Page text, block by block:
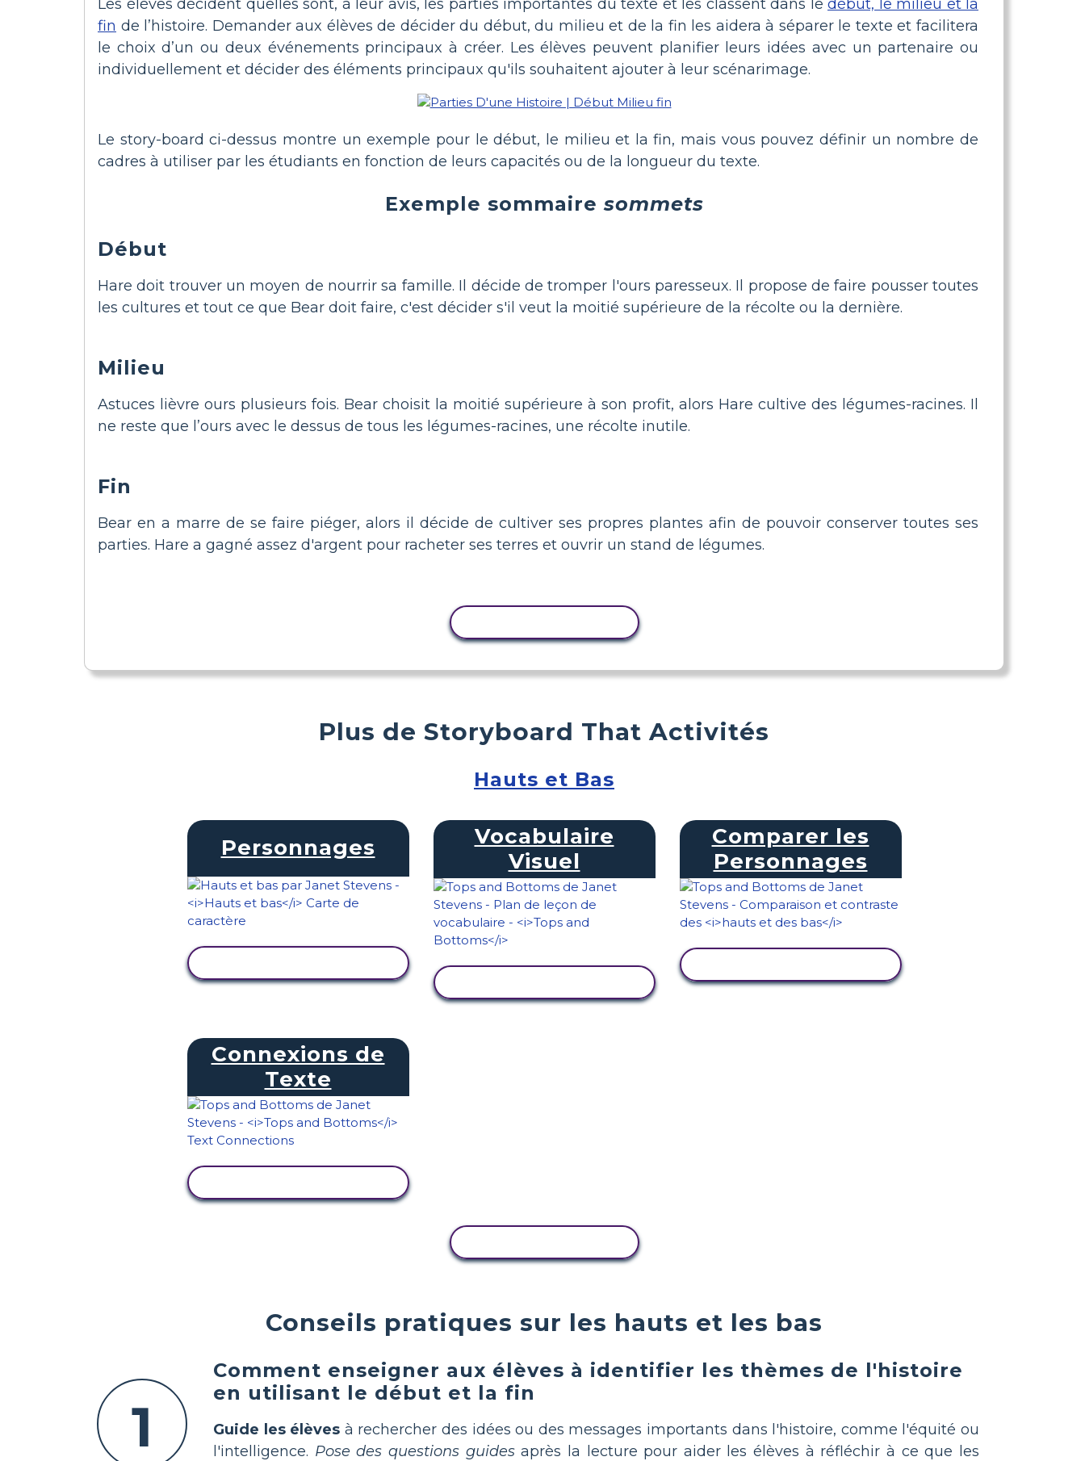
Les élèves décident quelles sont, à leur avis, les parties importantes du texte et les classent dans le début, le milieu et la
fin de l’histoire. Demander aux élèves de décider du début, du milieu et de la fin les aidera à séparer le texte et facilitera
le choix d’un ou deux événements principaux à créer. Les élèves peuvent planifier leurs idées avec un partenaire ou
individuellement et décider des éléments principaux qu'ils souhaitent ajouter à leur scénarimage.
Le story-board ci-dessus montre un exemple pour le début, le milieu et la fin, mais vous pouvez définir un nombre de
cadres à utiliser par les étudiants en fonction de leurs capacités ou de la longueur du texte.
Exemple sommairesommets
Début
Hare doit trouver un moyen de nourrir sa famille. Il décide de tromper l'ours paresseux. Il propose de faire pousser toutes
les cultures et tout ce que Bear doit faire, c'est décider s'il veut la moitié supérieure de la récolte ou la dernière.
Milieu
Astuces lièvre ours plusieurs fois. Bear choisit la moitié supérieure à son profit, alors Hare cultive des légumes-racines. Il
ne reste que l’ours avec le dessus de tous les légumes-racines, une récolte inutile.
Fin
Bear en a marre de se faire piéger, alors il décide de cultiver ses propres plantes afin de pouvoir conserver toutes ses
parties. Hare a gagné assez d'argent pour racheter ses terres et ouvrir un stand de légumes.
Conseils pratiques sur les hauts et les bas
1
Comment enseigner aux élèves à identifier les thèmes de l'histoire
en utilisant le début et la fin
Guide les élèves à rechercher des idées ou des messages importants dans l'histoire, comme l'équité ou
l'intelligence. Pose des questions guidesaprès la lecture pour aider les élèves à réfléchir à ce que les
Plus de Storyboard That Activités
Hauts et Bas
Personnages
Vocabulaire
Visuel
Comparer les
Personnages
Connexions de
Texte